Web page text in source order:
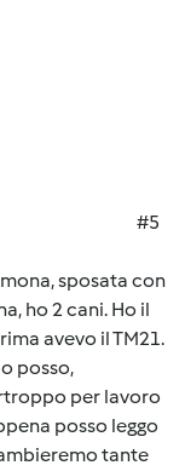
#5
sposata con
ho 2 cani. Ho il
avevo il TM21.
posso,
per lavoro
posso leggo
tante